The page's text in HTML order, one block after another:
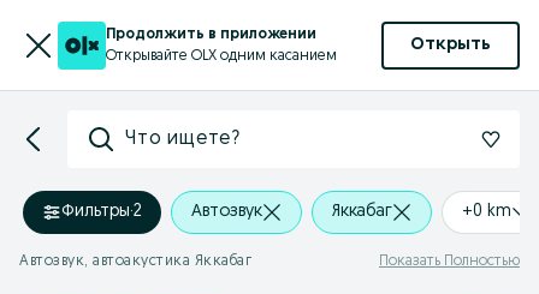
Продолжить в приложении
Открывайте OLX одним касанием
Открыть
Что ищете?
Фильтры·2 Автозвук Яккабаг +0 km
Автозвук, автоакустика Яккабаг Показать Полностью